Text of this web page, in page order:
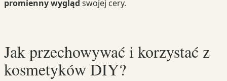
promienny wygląd swojej cery.
Jak przechowywać i korzystać z
kosmetyków DIY?